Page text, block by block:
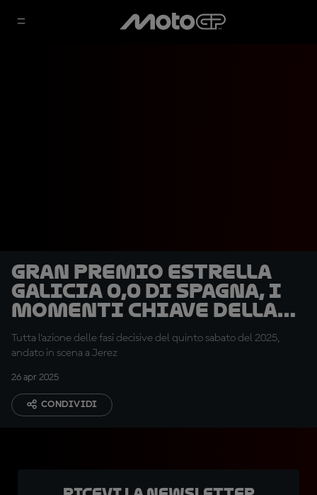
Gran Premio Estrella
Galicia 0,0 di Spagna, i
momenti chiave della
Tissot Sprint
Tutta l'azione delle fasi decisive del quinto sabato del 2025,
andato in scena a Jerez
26 apr 2025
CONDIVIDI